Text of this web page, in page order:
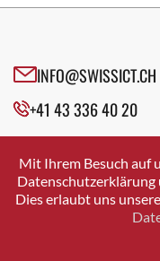
INFO@SWISSICT.CH
+41 43 336 40 20
SWISSICT
VULKANSTRASSE 120
8048 ZURICH
Mit Ihrem Besuch auf
Datenschutzerklärung
Dies erlaubt uns